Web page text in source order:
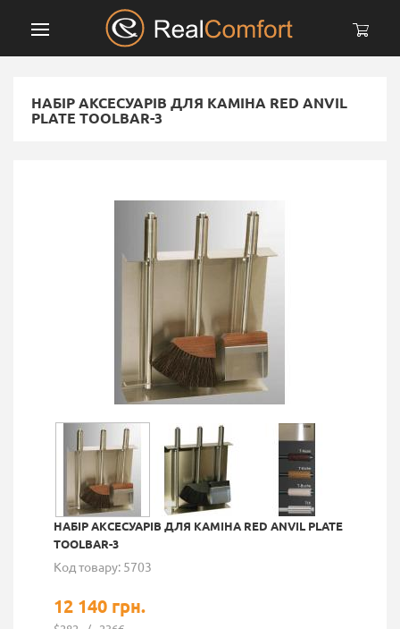
НАБІР АКСЕСУАРІВ ДЛЯ КАМІНА RED ANVIL
PLATE TOOLBAR-3
НАБІР АКСЕСУАРІВ ДЛЯ КАМІНА RED ANVIL PLATE
TOOLBAR-3
Код товару: 5703
12 140 грн.